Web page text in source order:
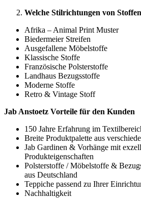
Welche Stilrichtungen von
Afrika – Animal Print Muster
Biedermeier Streifen
Ausgefallene Möbelstoffe
Klassische Stoffe
Französische Polsterstoffe
Landhaus Bezugsstoffe
Moderne Stoffe
Retro & Vintage Stoff
Jab Anstoetz Vorteile für den Kunden
150 Jahre Erfahrung im
Breite Produktpalette aus
Jab Gardinen & Vorhänge mit
Produkteigenschaften
Polsterstoffe / Möbelstoffe &
aus Deutschland
Teppiche passend zu Ihrer
Nachhaltigkeit